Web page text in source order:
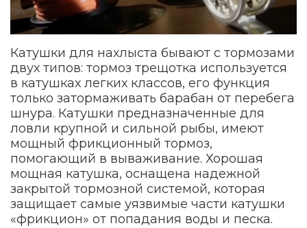
Катушки для нахлыста бывают с тормозами
двух типов: тормоз трещотка используется
в катушках легких классов, его функция
только затормаживать барабан от перебега
шнура. Катушки предназначенные для
ловли крупной и сильной рыбы, имеют
мощный фрикционный тормоз,
помогающий в вываживание. Хорошая
мощная катушка, оснащена надежной
закрытой тормозной системой, которая
защищает самые уязвимые части катушки
«фрикцион» от попадания воды и песка.